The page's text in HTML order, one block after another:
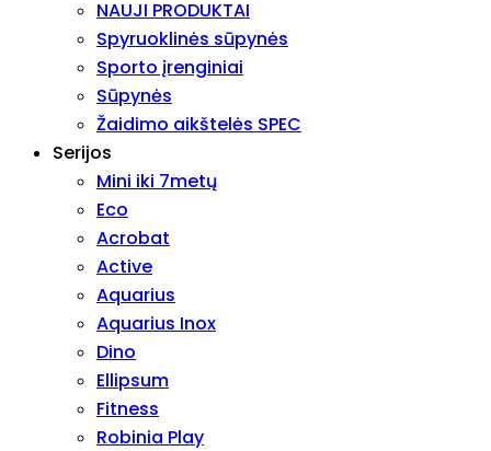
NAUJI PRODUKTAI
Spyruoklinės sūpynės
Sporto įrenginiai
Sūpynės
Žaidimo aikštelės SPEC
Serijos
Mini iki 7metų
Eco
Acrobat
Active
Aquarius
Aquarius Inox
Dino
Ellipsum
Fitness
Robinia Play